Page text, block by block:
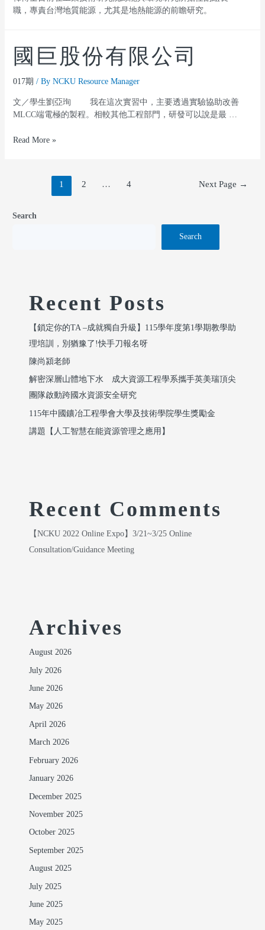
職，專責台灣地質能源，尤其是地熱能源的前瞻研究。
國巨股份有限公司
017期 / By NCKU Resource Manager
文／學生劉亞珣 我在這次實習中，主要透過實驗協助改善
MLCC端電極的製程。相較其他工程部門，研發可以說是最 …
Read More »
1 2 … 4 Next Page →
Search
Search
Recent Posts
【鎖定你的TA –成就獨自升級】115學年度第1學期教學助
理培訓，別猶豫了!快手刀報名呀
陳尚潁老師
解密深層山體地下水 成大資源工程學系攜手英美瑞頂尖
團隊啟動跨國水資源安全研究
115年中國鑛冶工程學會大學及技術學院學生獎勵金
講題【人工智慧在能資源管理之應用】
Recent Comments
【NCKU 2022 Online Expo】3/21~3/25 Online
Consultation/Guidance Meeting
Archives
August 2026
July 2026
June 2026
May 2026
April 2026
March 2026
February 2026
January 2026
December 2025
November 2025
October 2025
September 2025
August 2025
July 2025
June 2025
May 2025